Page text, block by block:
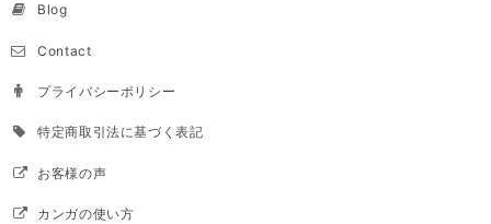
Blog
Contact
プライバシーポリシー
特定商取引法に基づく表記
お客様の声
カンガの使い方